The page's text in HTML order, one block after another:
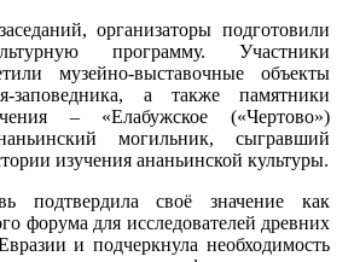
организаторы подготовили
программу. Участники
музейно-выставочные объекты
заповедника, а также памятники
– «Елабужское («Чертово»)
могильник, сыгравший
изучения ананьинской культуры.
подтвердила своё значение как
форума для исследователей древних
и подчеркнула необходимость